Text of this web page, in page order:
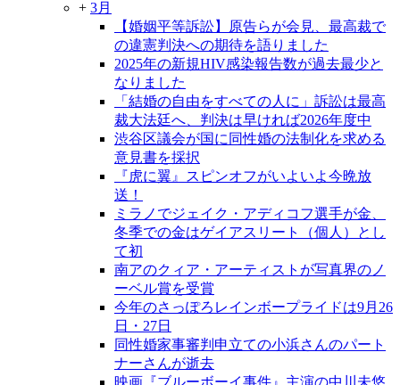
+ 3月
【婚姻平等訴訟】原告らが会見、最高裁で
の違憲判決への期待を語りました
2025年の新規HIV感染報告数が過去最少と
なりました
「結婚の自由をすべての人に」訴訟は最高
裁大法廷へ、判決は早ければ2026年度中
渋谷区議会が国に同性婚の法制化を求める
意見書を採択
『虎に翼』スピンオフがいよいよ今晩放
送！
ミラノでジェイク・アディコフ選手が金、
冬季での金はゲイアスリート（個人）とし
て初
南アのクィア・アーティストが写真界のノ
ーベル賞を受賞
今年のさっぽろレインボープライドは9月26
日・27日
同性婚家事審判申立ての小浜さんのパート
ナーさんが逝去
映画『ブルーボーイ事件』主演の中川未悠